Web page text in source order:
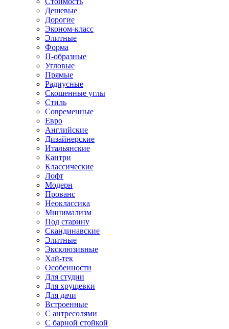
Дешевые
Дорогие
Эконом-класс
Элитные
Форма
П-образные
Угловые
Прямые
Радиусные
Скошенные углы
Стиль
Современные
Евро
Английские
Дизайнерские
Итальянские
Кантри
Классические
Лофт
Модерн
Прованс
Неоклассика
Минимализм
Под старину
Скандинавские
Элитные
Эксклюзивные
Хай-тек
Особенности
Для студии
Для хрущевки
Для дачи
Встроенные
С антресолями
С барной стойкой